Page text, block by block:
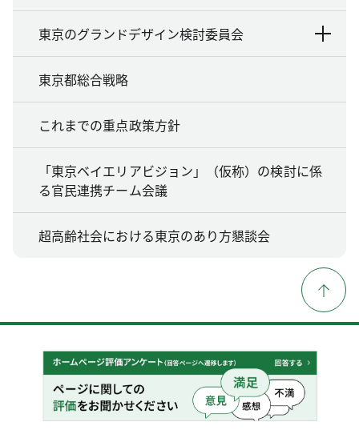
東京のグランドデザイン検討委員会
東京都総合戦略
これまでの重点政策方針
「東京ベイエリアビジョン」（仮称）の検討に係
る官民連携チーム会議
超高齢社会における東京のあり方懇談会